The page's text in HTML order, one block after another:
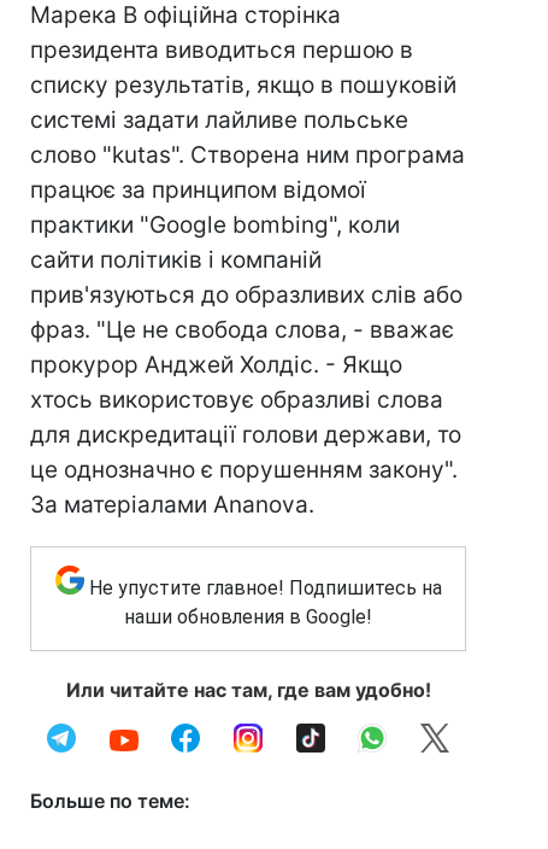
Марека В офіційна сторінка
президента виводиться першою в
списку результатів, якщо в пошуковій
системі задати лайливе польське
слово "kutas". Створена ним програма
працює за принципом відомої
практики "Google bombing", коли
сайти політиків і компаній
прив'язуються до образливих слів або
фраз. "Це не свобода слова, - вважає
прокурор Анджей Холдіс. - Якщо
хтось використовує образливі слова
для дискредитації голови держави, то
це однозначно є порушенням закону".
За матеріалами Ananova.
Не упустите главное! Подпишитесь на
наши обновления в Google!
Или читайте нас там, где вам удобно!
Больше по теме: